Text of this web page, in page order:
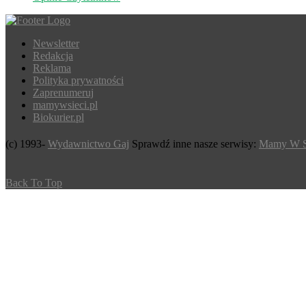
Newsletter
Redakcja
Reklama
Polityka prywatności
Zaprenumeruj
mamywsieci.pl
Biokurier.pl
(c) 1993- Wydawnictwo Gaj Sprawdź inne nasze serwisy: Mamy W
Back To Top